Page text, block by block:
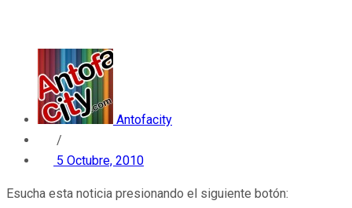
Antofacity
/
5 Octubre, 2010
Esucha esta noticia presionando el siguiente botón: